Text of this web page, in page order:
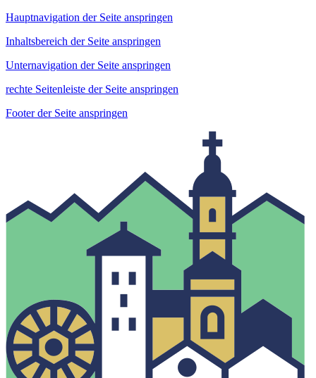
Hauptnavigation der Seite anspringen
Inhaltsbereich der Seite anspringen
Unternavigation der Seite anspringen
rechte Seitenleiste der Seite anspringen
Footer der Seite anspringen